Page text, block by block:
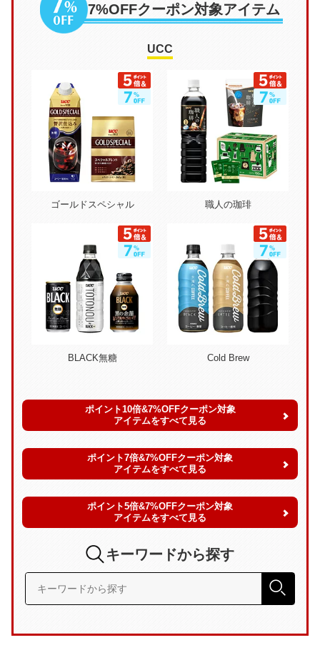
7%OFFクーポン対象アイテム
UCC
ゴールドスペシャル 職人の珈琲
BLACK無糖 Cold Brew
ポイント10倍&7%OFFクーポン対象
アイテムをすべて見る
ポイント7倍&7%OFFクーポン対象
アイテムをすべて見る
ポイント5倍&7%OFFクーポン対象
アイテムをすべて見る
キーワードから探す